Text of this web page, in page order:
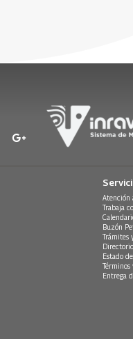
Atención
Trabaja
Buzón
Trámites
Estado
Términos
Entrega